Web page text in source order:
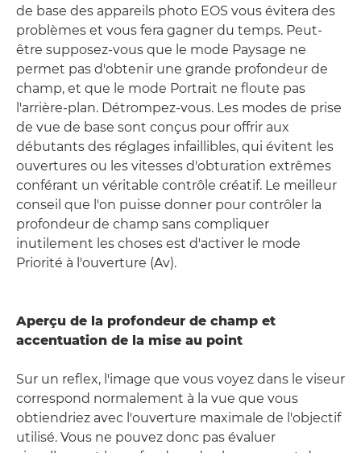
de base des appareils photo EOS vous évitera des
problèmes et vous fera gagner du temps. Peut-
être supposez-vous que le mode Paysage ne
permet pas d'obtenir une grande profondeur de
champ, et que le mode Portrait ne floute pas
l'arrière-plan. Détrompez-vous. Les modes de prise
de vue de base sont conçus pour offrir aux
débutants des réglages infaillibles, qui évitent les
ouvertures ou les vitesses d'obturation extrêmes
conférant un véritable contrôle créatif. Le meilleur
conseil que l'on puisse donner pour contrôler la
profondeur de champ sans compliquer
inutilement les choses est d'activer le mode
Priorité à l'ouverture (Av).
Aperçu de la profondeur de champ et
accentuation de la mise au point
Sur un reflex, l'image que vous voyez dans le viseur
correspond normalement à la vue que vous
obtiendriez avec l'ouverture maximale de l'objectif
utilisé. Vous ne pouvez donc pas évaluer